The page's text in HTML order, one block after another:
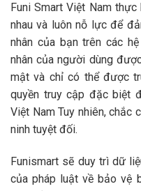
Funi Smart Việt Nam
nhau và luôn nỗ lực để
nhân của bạn trên các
nhân của người dùng
mật và chỉ có thể được
quyền truy cập đặc biệt
Việt Nam Tuy nhiên, chắc
ninh tuyệt đối.
Funismart sẽ duy trì dữ
của pháp luật về bảo vệ